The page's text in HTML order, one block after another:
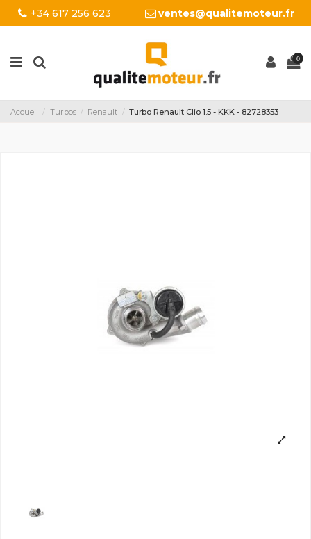
+34 617 256 623 ventes@qualitemoteur.fr
0
Accueil Turbos Renault Turbo Renault Clio 1.5 - KKK - 82728353